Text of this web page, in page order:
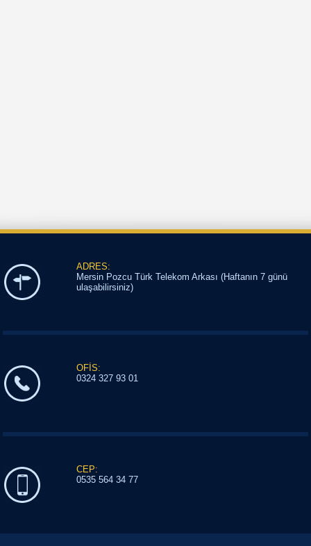
ADRES:
Mersin Pozcu Türk Telekom Arkası (Haftanın 7 günü
ulaşabilirsiniz)
OFİS:
0324 327 93 01
CEP:
0535 564 34 77